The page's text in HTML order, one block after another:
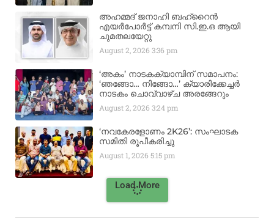
അഹമ്മദ് ജനാഹി ബഹ്‌റൈൻ
എയർപോർട്ട് കമ്പനി സി.ഇ.ഒ ആയി
ചുമതലയേറ്റു
August 2, 20263:36 pm
‘അകം’ നാടകക്യാമ്പിന് സമാപനം:
‘ഞങ്ങോ… നിങ്ങോ…’ ക്യാരിക്കേച്ചർ
നാടകം ചൊവ്വാഴ്ച അരങ്ങേറും
August 2, 20263:24 pm
‘നവകേരളോണം 2K26’: സംഘാടക
സമിതി രൂപീകരിച്ചു
August 1, 20265:15 pm
Load More